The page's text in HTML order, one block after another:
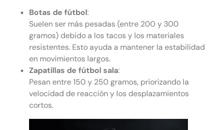
Botas de fútbol:
Suelen ser más pesadas (entre 200 y 300
gramos) debido a los tacos y los materiales
resistentes. Esto ayuda a mantener la estabilidad
en movimientos largos.
Zapatillas de fútbol sala:
Pesan entre 150 y 250 gramos, priorizando la
velocidad de reacción y los desplazamientos
cortos.